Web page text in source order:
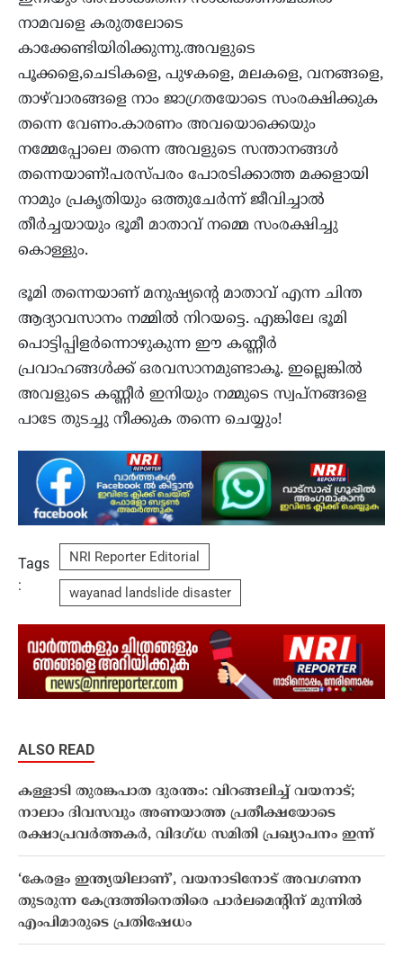
നാമവളെ കരുതലോടെ
കാക്കേണ്ടിയിരിക്കുന്നു.അവളുടെ
പൂക്കളെ,ചെടികളെ, പുഴകളെ, മലകളെ, വനങ്ങളെ,
താഴ്‌വാരങ്ങളെ നാം ജാഗ്രതയോടെ സംരക്ഷിക്കുക
തന്നെ വേണം.കാരണം അവയൊക്കെയും
നമ്മേപ്പോലെ തന്നെ അവളുടെ സന്താനങ്ങൾ
തന്നെയാണ്!പരസ്പരം പോരടിക്കാത്ത മക്കളായി
നാമും പ്രകൃതിയും ഒത്തുചേർന്ന് ജീവിച്ചാൽ
തീർച്ചയായും ഭൂമീ മാതാവ് നമ്മെ സംരക്ഷിച്ചു
കൊള്ളും.
ഭൂമി തന്നെയാണ് മനുഷ്യൻ്റെ മാതാവ് എന്ന ചിന്ത
ആദ്യാവസാനം നമ്മിൽ നിറയട്ടെ. എങ്കിലേ ഭൂമി
പൊട്ടിപ്പിളർന്നൊഴുകുന്ന ഈ കണ്ണീർ
പ്രവാഹങ്ങൾക്ക് ഒരവസാനമുണ്ടാകൂ. ഇല്ലെങ്കിൽ
അവളുടെ കണ്ണീർ ഇനിയും നമ്മുടെ സ്വപ്നങ്ങളെ
പാടേ തുടച്ചു നീക്കുക തന്നെ ചെയ്യും!
Tags
:
NRI Reporter Editorial
wayanad landslide disaster
ALSO READ
കള്ളാടി തുരങ്കപാത ദുരന്തം: വിറങ്ങലിച്ച് വയനാട്;
നാലാം ദിവസവും അണയാത്ത പ്രതീക്ഷയോടെ
രക്ഷാപ്രവർത്തകർ, വിദഗ്ധ സമിതി പ്രഖ്യാപനം ഇന്ന്
‘കേരളം ഇന്ത്യയിലാണ്’, വയനാടിനോട് അവഗണന
തുടരുന്ന കേന്ദ്രത്തിനെതിരെ പാര്‍ലമെന്റിന് മുന്നില്‍
എംപിമാരുടെ പ്രതിഷേധം